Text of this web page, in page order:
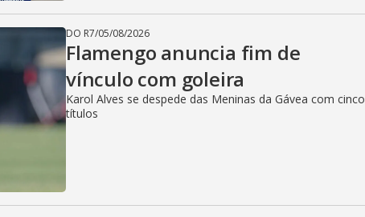
DO R7/05/08/2026
Flamengo anuncia fim de
vínculo com goleira
Karol Alves se despede das Meninas da Gávea com cinco
títulos